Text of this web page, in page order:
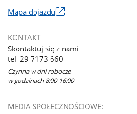
Mapa dojazduLink
nowym
oknie
KONTAKT
Skontaktuj się z nami
tel. 29 7173 660
Czynna w dni robocze
w godzinach 8:00-16:00
MEDIA SPOŁECZNOŚCIOWE: